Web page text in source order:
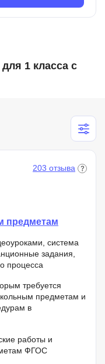
1 класса с
203 отзыва
предметам
система
задания,
процесса
требуется
предметам и
в
работы и
ФГОС